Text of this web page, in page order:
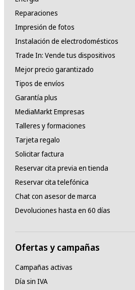
Reparaciones
Impresión de fotos
Instalación de electrodomésticos
Trade In: Vende tus dispositivos
Mejor precio garantizado
Tipos de envíos
Garantía plus
MediaMarkt Empresas
Talleres y formaciones
Tarjeta regalo
Solicitar factura
Reservar cita previa en tienda
Reservar cita telefónica
Chat con asesor de marca
Devoluciones hasta en 60 días
Ofertas y campañas
Campañas activas
Día sin IVA